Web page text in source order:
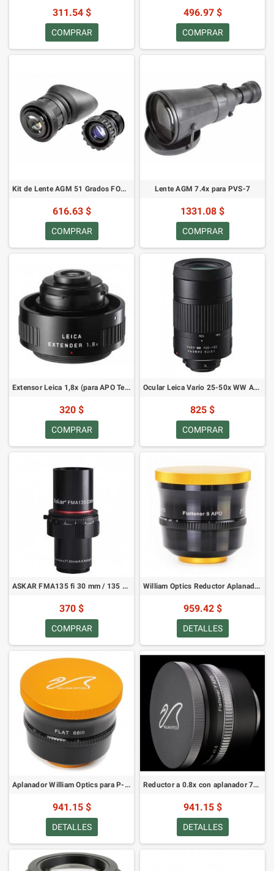
311.54 $
COMPRAR
496.97 $
COMPRAR
Kit de Lente AGM 51 Grados FOV para PVS-14/PVS-14 Omega
616.63 $
COMPRAR
Lente AGM 7.4x para PVS-7
1331.08 $
COMPRAR
Extensor Leica 1,8x (para APO Televid) 41022
320 $
COMPRAR
Ocular Leica Vario 25-50x WW ASPH 41021
825 $
COMPRAR
ASKAR FMA135 fi 30 mm / 135 mm f/4,5 APO astrográfico / teleobjetivo / guía / telescopio de viaje (SKU: FMA135)
370 $
COMPRAR
William Optics Reductor Aplanador x0.72 8 (SKU: P-FLAT8)
959.42 $
DETALLES
Aplanador William Optics para P-FLAT68III para FLT156 / FLT132 / GT102 y otros.
941.15 $
DETALLES
Reductor a 0.8x con aplanador 7A de William Optics (SKU: P-FLAT7A)
941.15 $
DETALLES